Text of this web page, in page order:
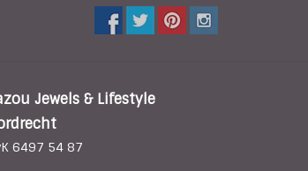
Jewels & Lifestyle
6497 54 87